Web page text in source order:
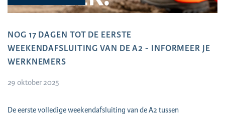
NOG 17 DAGEN TOT DE EERSTE
WEEKENDAFSLUITING VAN DE A2 - INFORMEER JE
WERKNEMERS
29 oktober 2025
De eerste volledige weekendafsluiting van de A2 tussen